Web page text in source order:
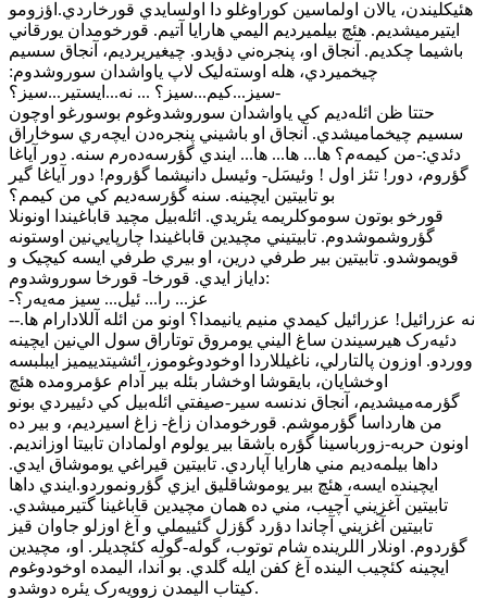
هئيکليندن، يالان اولماسين کوراوغلو دا اولسايدي قورخاردي.اؤزومو
ايتيرميشديم. هئچ بيلميرديم اليمي هارايا آتيم. قورخومدان يورقاني
باشيما چکديم. آنجاق او، پنجره‌ني دؤيدو. چيغيريرديم، آنجاق سسيم
چيخميردي، هله اوسته‌ليک لاپ ياواشدان سوروشدوم:
-سيز...کيم...سيز؟ ... نه...ايستير...سيز؟
حتتا ظن ائله‌ديم کي ياواشدان سوروشدوغوم بوسورغو اوچون
سسيم چيخماميشدي. آنجاق او باشيني پنجره‌دن ايچه‌ري سوخاراق
دئدي:-من کيمه‌م؟ ها... ها... ها... ايندي گؤرسه‌ده‌رم سنه. دور آياغا
گؤروم، دور! تئز اول ! وئيسَل- وئيسل دانيشما گؤروم! دور آياغا گير
بو تابيتين ايچينه. سنه گؤرسه‌ديم کي من کيمم؟
قورخو بوتون سوموکلريمه يئريدي. ائله‌بيل مچيد قاباغيندا اونونلا
گؤروشموشدوم. تابيتيني مچيدين قاباغيندا چارپايي‌نين اوستونه
قويموشدو. تابيتين بير طرفي د‌رين، او بيري طرفي ايسه کيچيک و
داياز ايدي. قورخا- قورخا سوروشدوم:
-عز... را... ئيل... سيز مه‌يه‌ر؟
-نه عزرائيل! عزرائيل کيمدي منيم يانيمدا؟ اونو من ائله آللادارام ها.-
دئيه‌رک هيرسيندن ساغ اليني يومروق‌ توتاراق‌ سول ‌الي‌نين ‌ايچينه
‌ووردو. اوزون پالتارلي، ناغيللاردا اوخودوغوموز، ائشيتدييميز ايبلبسه
اوخشايان، بايقوشا اوخشار بئله بير آدام عؤمرومده هئچ
گؤرمه‌ميشديم، آنجاق ندنسه سير-صيفتي ائله‌بيل کي دئييردي بونو
من هارداسا گؤرموشم. قورخومدان زاغ- زاغ اسيرديم، و بير ده
اونون حربه-زورباسينا گؤره باشقا بير يولوم اولمادان تابيتا اوزانديم.
داها بيلمه‌ديم مني هارايا آپاردي. تابيتين قيراغي يوموشاق ايدي.
ايچينده ايسه، هئچ بير يوموشاقليق ايزي گؤرونموردو.ايندي داها
تابيتين آغزيني آچيب، مني ده همان مچيدين قاباغينا گتيرميشدي.
تابيتين آغزيني آچاندا دؤرد گؤز‌ل گئييملي و آغ اوزلو جاوان قيز
گؤردوم. اونلار اللرينده شام توتوب، گوله-گوله کئچديلر. او، مچيدين
ايچينه کئچيب الينده آغ کفن ايله گلدي. بو آندا، اليمده اوخودوغوم
کيتاب اليمدن زوويه‌رک يئره دوشدو.